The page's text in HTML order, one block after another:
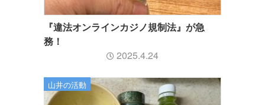
『違法オンラインカジノ規制法』が急
務！
2025.4.24
山井の活動